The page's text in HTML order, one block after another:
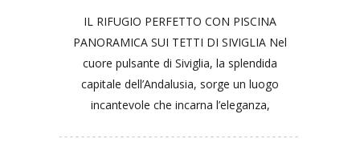
IL RIFUGIO PERFETTO CON PISCINA
PANORAMICA SUI TETTI DI SIVIGLIA Nel
cuore pulsante di Siviglia, la splendida
capitale dell’Andalusia, sorge un luogo
incantevole che incarna l’eleganza,